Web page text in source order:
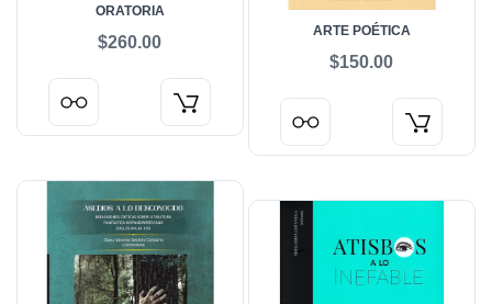
ORATORIA
$260.00
ARTE POÉTICA
$150.00